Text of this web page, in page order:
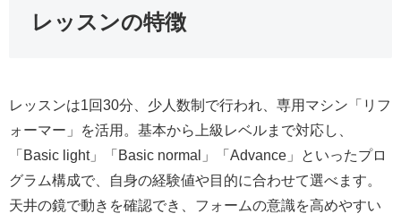
レッスンの特徴
レッスンは1回30分、少人数制で行われ、専用マシン「リフ
ォーマー」を活用。基本から上級レベルまで対応し、
「Basic light」「Basic normal」「Advance」といったプロ
グラム構成で、自身の経験値や目的に合わせて選べます。
天井の鏡で動きを確認でき、フォームの意識を高めやすい